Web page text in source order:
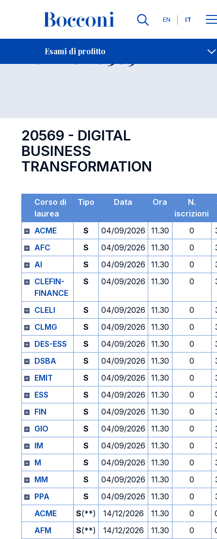
Lingue
EN IT
Esami di profitto
Contatti
Esame 20569 Open
20569 - DIGITAL
BUSINESS
TRANSFORMATION
Corso di
laurea
Tipo Data Ora
N.
iscrizioni
ACME
S 04/09/2026 11.30 0
AFC
S 04/09/2026 11.30 0
AI
S 04/09/2026 11.30 0
CLEFIN-
FINANCE
S 04/09/2026 11.30 0
CLELI S 04/09/2026 11.30 0
CLMG
S 04/09/2026 11.30 0
DES-ESS
S 04/09/2026 11.30 0
DSBA
S 04/09/2026 11.30 0
EMIT
S 04/09/2026 11.30 0
ESS
S 04/09/2026 11.30 0
FIN
S 04/09/2026 11.30 0
GIO
S 04/09/2026 11.30 0
IM
S 04/09/2026 11.30 0
M
S 04/09/2026 11.30 0
MM
S 04/09/2026 11.30 0
PPA
S 04/09/2026 11.30 0
ACME
S(**) 14/12/2026 11.30 0
AFM
S(**) 14/12/2026 11.30 0